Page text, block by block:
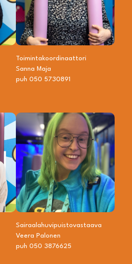
Toiminta­­koordinaattori
Sanna Maja
puh 050 5730891
Sairaalahuvipuisto­vastaava
Veera Palonen
puh 050 3876625